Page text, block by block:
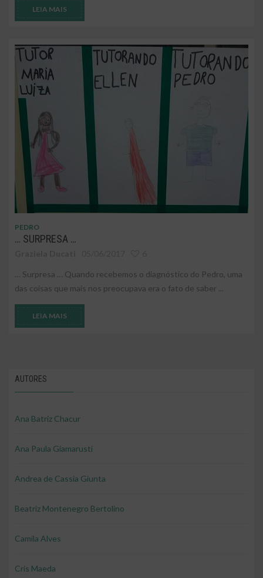
LEIA MAIS
PEDRO
… SURPRESA …
… Surpresa … Quando recebemos o diagnóstico do Pedro, uma
das coisas que mais nos preocupava era o fato de saber ...
LEIA MAIS
AUTORES
Ana Batriz Chacur
Ana Paula Giamarusti
Andrea de Cassia Giunta
Beatriz Montenegro Bertolino
Camila Alves
Cris Maeda